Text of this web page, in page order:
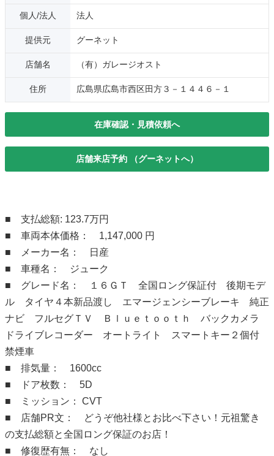
個人/法人 法人
提供元 グーネット
店舗名 （有）ガレージオスト
住所 広島県広島市西区田方３－１４４６－１
在庫確認・見積依頼へ
店舗来店予約 （グーネットへ）
■ 支払総額: 123.7万円
■ 車両本体価格： 1,147,000 円
■ メーカー名： 日産
■ 車種名： ジューク
■ グレード名： １６ＧＴ 全国ロング保証付 後期モデ
ル タイヤ４本新品渡し エマージェンシーブレーキ 純正
ナビ フルセグＴＶ Ｂｌｕｅｔｏｏｔｈ バックカメラ
ドライブレコーダー オートライト スマートキー２個付
禁煙車
■ 排気量： 1600cc
■ ドア枚数： 5D
■ ミッション： CVT
■ 店舗PR文： どうぞ他社様とお比べ下さい！元祖驚き
の支払総額と全国ロング保証のお店！
■ 修復歴有無： なし